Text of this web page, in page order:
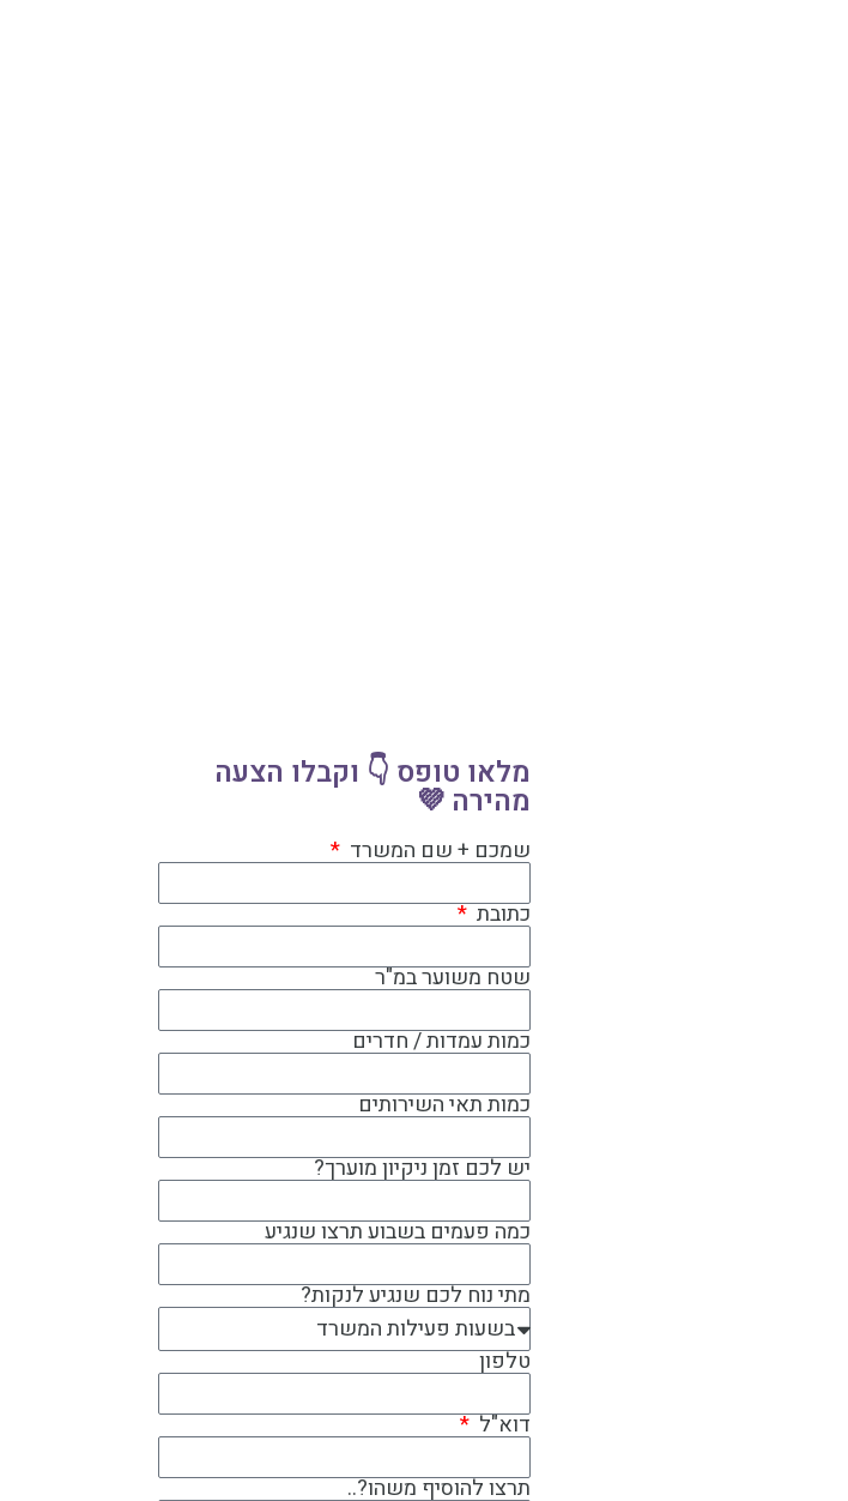
מלאו טופס 👇 וקבלו הצעה
מהירה 💜
שמכם + שם המשרד
כתובת
שטח משוער במ"ר
כמות עמדות / חדרים
כמות תאי השירותים
יש לכם זמן ניקיון מוערך?
כמה פעמים בשבוע תרצו שנגיע
מתי נוח לכם שנגיע לנקות?
טלפון
דוא"ל
תרצו להוסיף משהו?..